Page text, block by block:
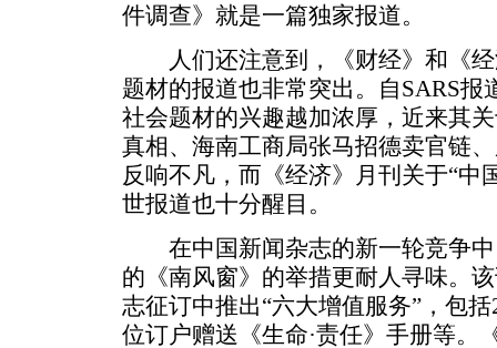
件调查》就是一篇独家报道。
人们还注意到，《财经》和《经
题材的报道也非常突出。自SARS报
社会题材的兴趣越加浓厚，近来其
真相、海南工商局张马招德卖官链
反响不凡，而《经济》月刊关于“中
世报道也十分醒目。
在中国新闻杂志的新一轮竞争中
的《南风窗》的举措更耐人寻味。
志征订中推出“六大增值服务”，包
位订户赠送《生命·责任》手册等。